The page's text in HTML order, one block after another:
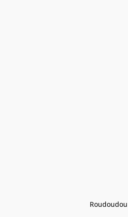
Roudoudou